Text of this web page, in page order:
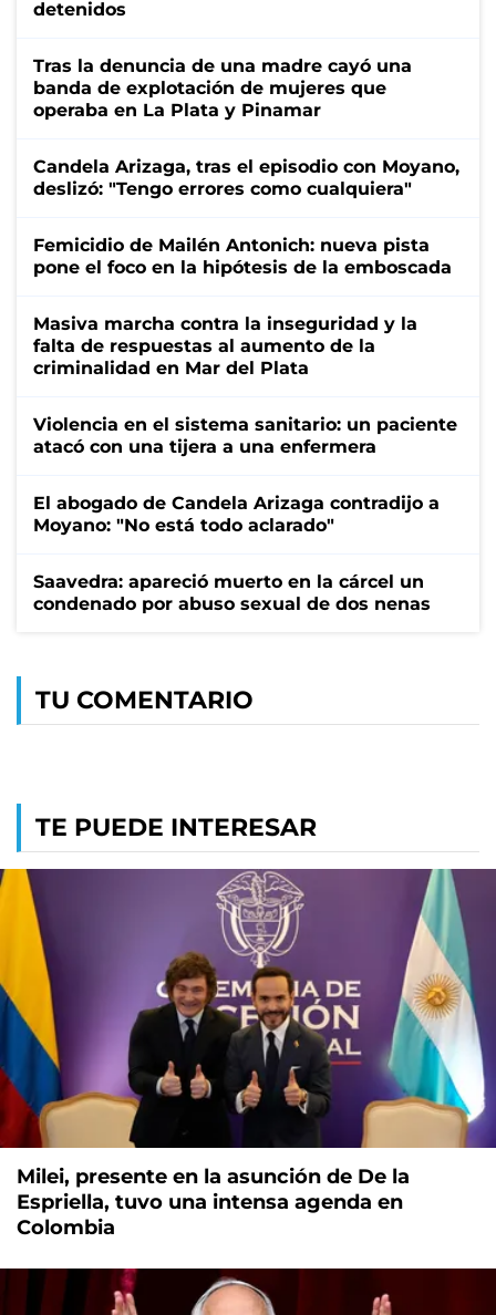
detenidos
Tras la denuncia de una madre cayó una
banda de explotación de mujeres que
operaba en La Plata y Pinamar
Candela Arizaga, tras el episodio con Moyano,
deslizó: "Tengo errores como cualquiera"
Femicidio de Mailén Antonich: nueva pista
pone el foco en la hipótesis de la emboscada
Masiva marcha contra la inseguridad y la
falta de respuestas al aumento de la
criminalidad en Mar del Plata
Violencia en el sistema sanitario: un paciente
atacó con una tijera a una enfermera
El abogado de Candela Arizaga contradijo a
Moyano: "No está todo aclarado"
Saavedra: apareció muerto en la cárcel un
condenado por abuso sexual de dos nenas
TU COMENTARIO
TE PUEDE INTERESAR
Milei, presente en la asunción de De la
Espriella, tuvo una intensa agenda en
Colombia